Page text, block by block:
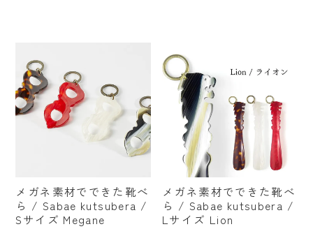
インテリア
インテリア雑貨
フード・ドリンク
掃除
アウトドア
メガネ素材でできた靴べ
ら / Sabae kutsubera /
Sサイズ Megane
メガネ素材でできた靴べ
ら / Sabae kutsubera /
Lサイズ Lion